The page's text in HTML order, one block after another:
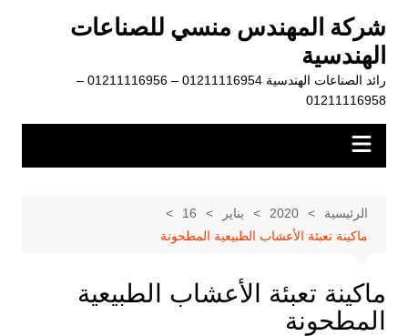
المحتوى
شركة المهندس منسي للصناعات
الهندسية
رائد الصناعات الهندسية 01211116954 – 01211116956 –
01211116958
الرئيسية 2020 يناير
16
ماكينة تعبئة الأعشاب الطبيعية المطحونة
ماكينة تعبئة الأعشاب الطبيعية
المطحونة